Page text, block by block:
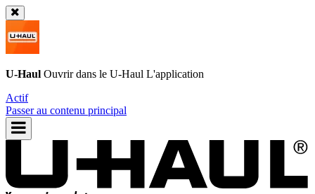
U-Haul Ouvrir dans le U-Haul L'application
Actif
Passer au contenu principal